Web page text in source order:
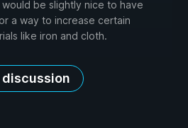
be slightly nice to have
a way to increase certain
like iron and cloth.
discussion